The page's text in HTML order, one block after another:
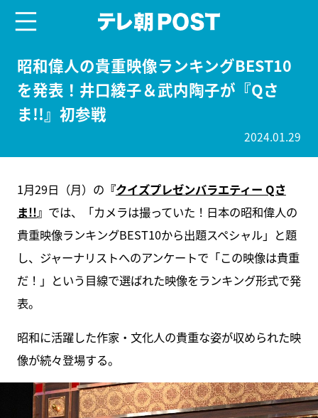
昭和偉人の貴重映像ランキングBEST10
を発表！井口綾子＆武内陶子が『Qさ
ま!!』初参戦
2024.01.29
1月29日（月）の 『クイズプレゼンバラエティー Qさ
ま!!』 では、「カメラは撮っていた！日本の昭和偉人の
貴重映像ランキングBEST10から出題スペシャル」と題
し、ジャーナリストへのアンケートで「この映像は貴重
だ！」という目線で選ばれた映像をランキング形式で発
表。
昭和に活躍した作家・文化人の貴重な姿が収められた映
像が続々登場する。